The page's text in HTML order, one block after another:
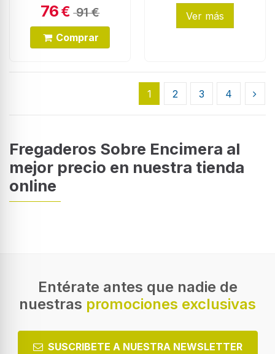
76€ 91 €
Comprar
Ver más
1 2 3 4
Fregaderos Sobre Encimera al
mejor precio en nuestra tienda
online
Entérate antes que nadie de
nuestras promociones exclusivas
SUSCRIBETE A NUESTRA NEWSLETTER